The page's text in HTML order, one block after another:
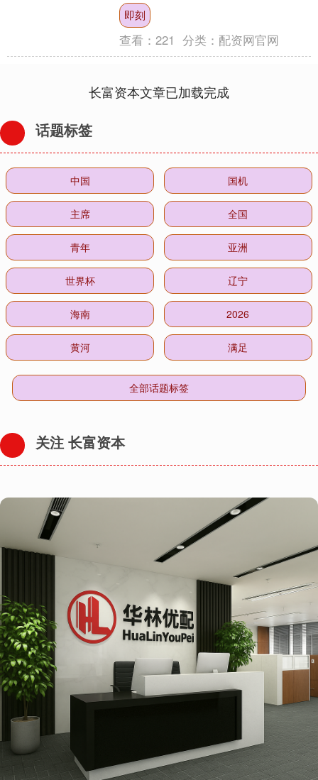
第一？！ 有点心动，也有点好奇，极氪
9X的口碑为啥这....
即刻
查看：221 分类： 配资网官网
长富资本文章已加载完成
话题标签
中国 国机
主席 全国
青年 亚洲
世界杯 辽宁
海南 2026
黄河 满足
全部话题标签
关注 长富资本